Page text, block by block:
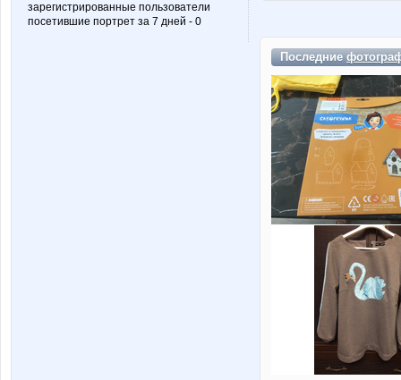
зарегистрированные пользователи
посетившие портрет за 7 дней - 0
Последние